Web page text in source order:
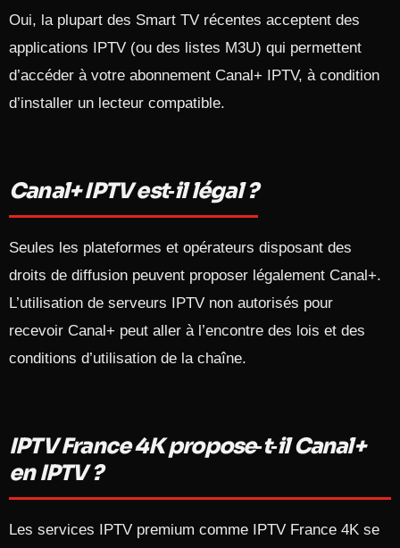
Oui, la plupart des Smart TV récentes acceptent des
applications IPTV (ou des listes M3U) qui permettent
d’accéder à votre abonnement Canal+ IPTV, à condition
d’installer un lecteur compatible.​
Canal+ IPTV est‑il légal ?
Seules les plateformes et opérateurs disposant des
droits de diffusion peuvent proposer légalement Canal+.
L’utilisation de serveurs IPTV non autorisés pour
recevoir Canal+ peut aller à l’encontre des lois et des
conditions d’utilisation de la chaîne.​
IPTV France 4K propose‑t‑il Canal+
en IPTV ?
Les services IPTV premium comme IPTV France 4K se